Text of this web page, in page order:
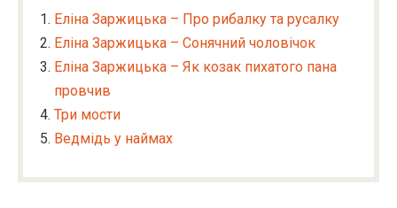
Еліна Заржицька – Про рибалку та русалку
Еліна Заржицька – Сонячний чоловічок
Еліна Заржицька – Як козак пихатого пана
провчив
Три мости
Ведмідь у наймах